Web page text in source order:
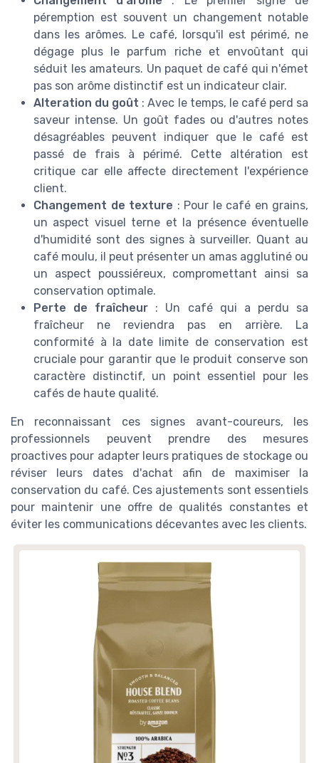
péremption est souvent un changement notable
dans les arômes. Le café, lorsqu'il est périmé, ne
dégage plus le parfum riche et envoûtant qui
séduit les amateurs. Un paquet de café qui n'émet
pas son arôme distinctif est un indicateur clair.
Alteration du goût : Avec le temps, le café perd sa
saveur intense. Un goût fades ou d'autres notes
désagréables peuvent indiquer que le café est
passé de frais à périmé. Cette altération est
critique car elle affecte directement l'expérience
client.
Changement de texture : Pour le café en grains,
un aspect visuel terne et la présence éventuelle
d'humidité sont des signes à surveiller. Quant au
café moulu, il peut présenter un amas agglutiné ou
un aspect poussiéreux, compromettant ainsi sa
conservation optimale.
Perte de fraîcheur : Un café qui a perdu sa
fraîcheur ne reviendra pas en arrière. La
conformité à la date limite de conservation est
cruciale pour garantir que le produit conserve son
caractère distinctif, un point essentiel pour les
cafés de haute qualité.
En reconnaissant ces signes avant-coureurs, les
professionnels peuvent prendre des mesures
proactives pour adapter leurs pratiques de stockage ou
réviser leurs dates d'achat afin de maximiser la
conservation du café. Ces ajustements sont essentiels
pour maintenir une offre de qualités constantes et
éviter les communications décevantes avec les clients.